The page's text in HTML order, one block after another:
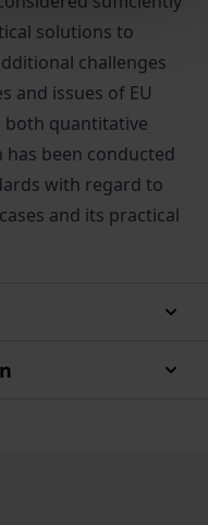
solutions to
challenges
and issues of EU
both quantitative
been conducted
with regard to
and its practical